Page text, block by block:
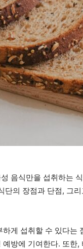
음식만을 섭취하는
의 장점과 단점, 그
게 섭취할 수 있다는
방에 기여한다. 또한